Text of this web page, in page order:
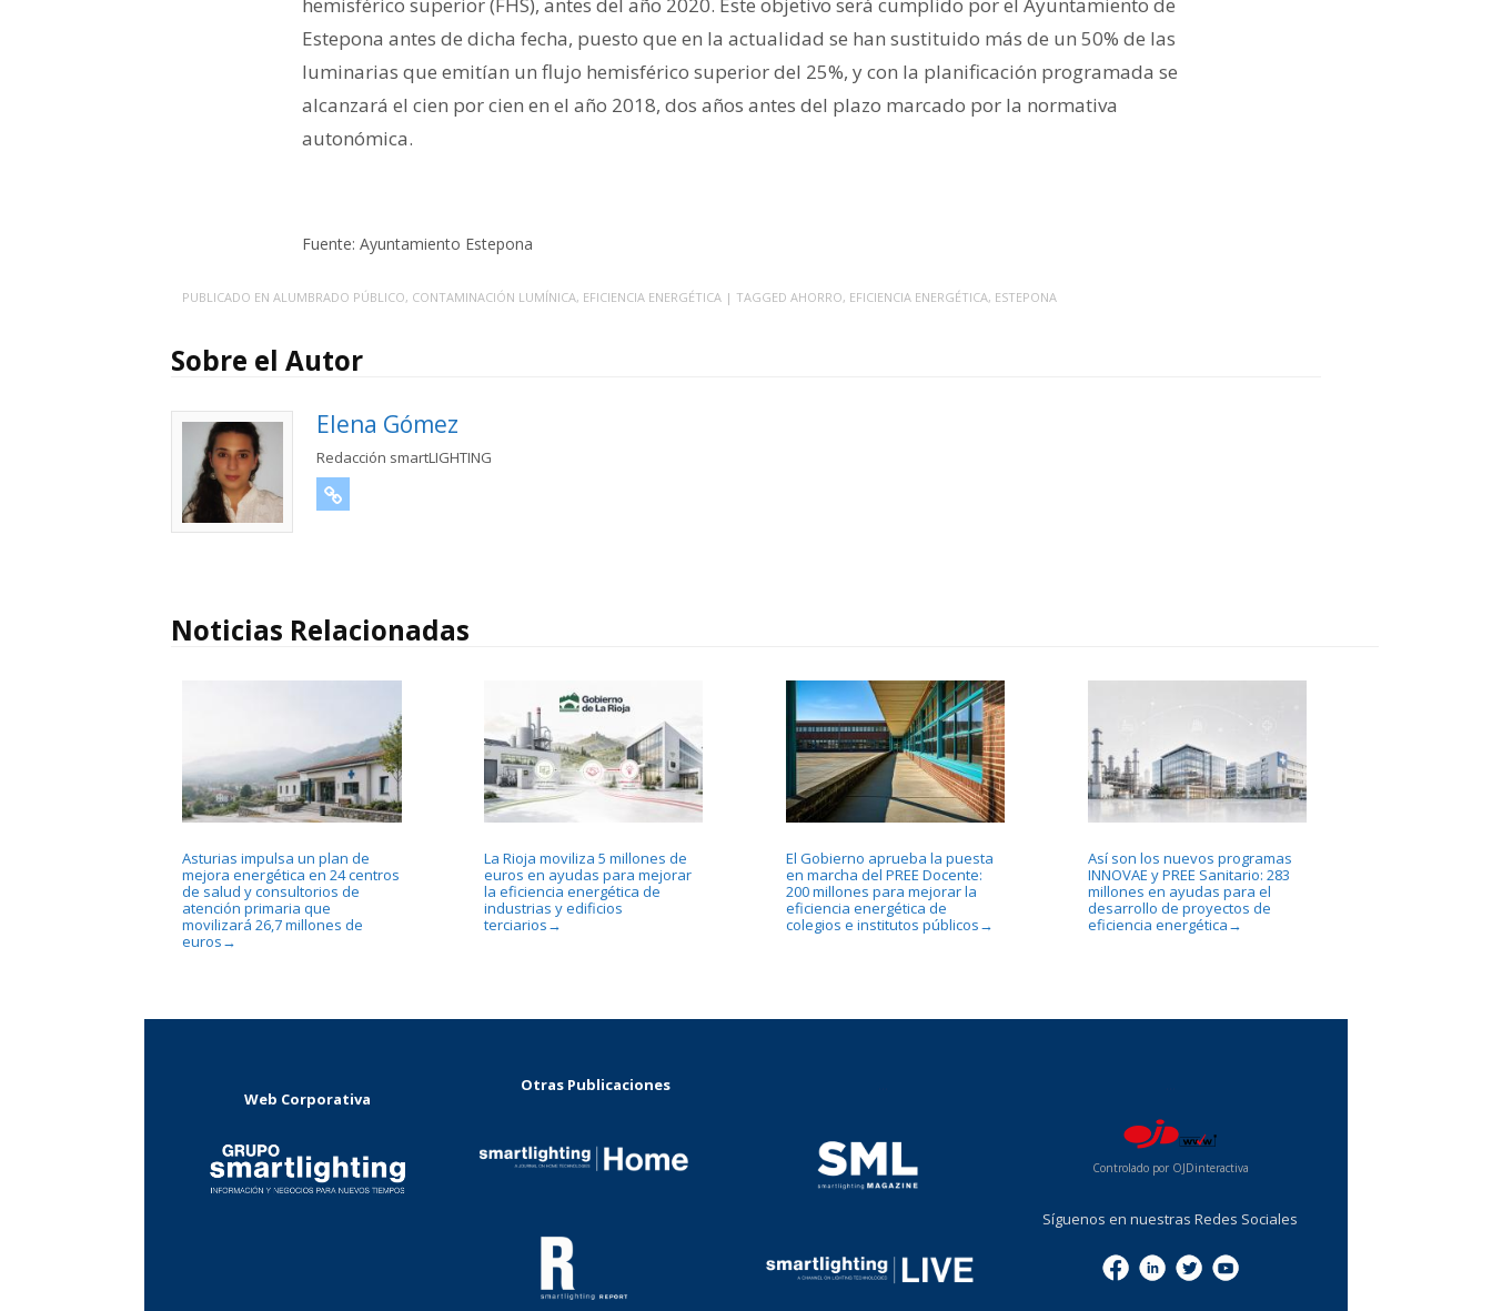
Estepona antes de dicha fecha, puesto que en la actualidad se han sustituido más de un 50% de las
luminarias que emitían un flujo hemisférico superior del 25%, y con la planificación programada se
alcanzará el cien por cien en el año 2018, dos años antes del plazo marcado por la normativa
autonómica.
Fuente: Ayuntamiento Estepona
PUBLICADO EN ALUMBRADO PÚBLICO, CONTAMINACIÓN LUMÍNICA, EFICIENCIA ENERGÉTICA | TAGGED AHORRO, EFICIENCIA ENERGÉTICA, ESTEPONA
Sobre el Autor
Elena Gómez
Redacción smartLIGHTING
Noticias Relacionadas
Asturias impulsa un plan de
mejora energética en 24 centros
de salud y consultorios de
atención primaria que
movilizará 26,7 millones de
euros →
La Rioja moviliza 5 millones de
euros en ayudas para mejorar
la eficiencia energética de
industrias y edificios
terciarios →
El Gobierno aprueba la puesta
en marcha del PREE Docente:
200 millones para mejorar la
eficiencia energética de
colegios e institutos públicos →
Así son los nuevos programas
INNOVAE y PREE Sanitario: 283
millones en ayudas para el
desarrollo de proyectos de
eficiencia energética →
Web Corporativa
Otras Publicaciones
Controlado por OJDinteractiva
Síguenos en nuestras Redes Sociales